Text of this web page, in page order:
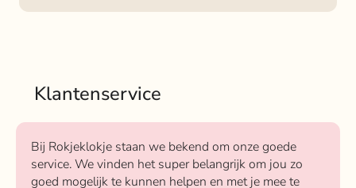
Klantenservice
Bij Rokjeklokje staan we bekend om onze goede
service. We vinden het super belangrijk om jou zo
goed mogelijk te kunnen helpen en met je mee te